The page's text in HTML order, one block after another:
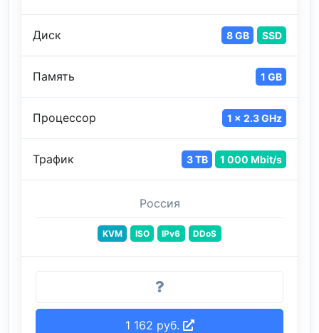
Диск 8 GB SSD
Память 1 GB
Процессор 1 x 2.3 GHz
Трафик 3 TB 1 000 Mbit/s
Россия
KVM ISO IPv6 DDoS
1 162 руб.